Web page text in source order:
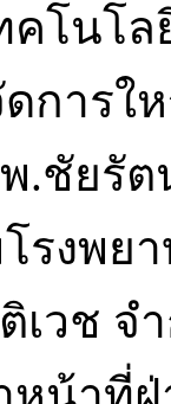
โนโ
การ
.ชัยรั
รงพย
เวช